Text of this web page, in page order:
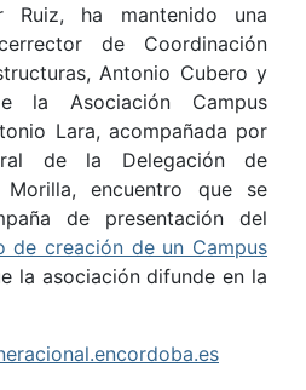
Ruiz, ha mantenido una
de Coordinación
Antonio Cubero y
la Asociación Campus
Lara, acompañada por
de la Delegación de
Morilla, encuentro que se
de presentación del
de creación de un Campus
la asociación difunde en la